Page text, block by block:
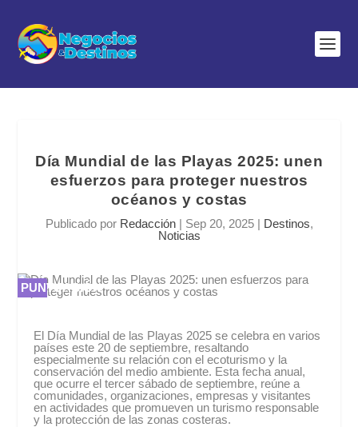
Día Mundial de las Playas 2025: unen
esfuerzos para proteger nuestros
océanos y costas
Publicado por Redacción| Sep 20, 2025| Destinos,
Noticias
PUNTUACIÓN
PUNTUACIÓN
El Día Mundial de las Playas 2025 se celebra en varios
países este 20 de septiembre, resaltando
especialmente su relación con el ecoturismo y la
conservación del medio ambiente. Esta fecha anual,
que ocurre el tercer sábado de septiembre, reúne a
comunidades, organizaciones, empresas y visitantes
en actividades que promueven un turismo responsable
y la protección de las zonas costeras.